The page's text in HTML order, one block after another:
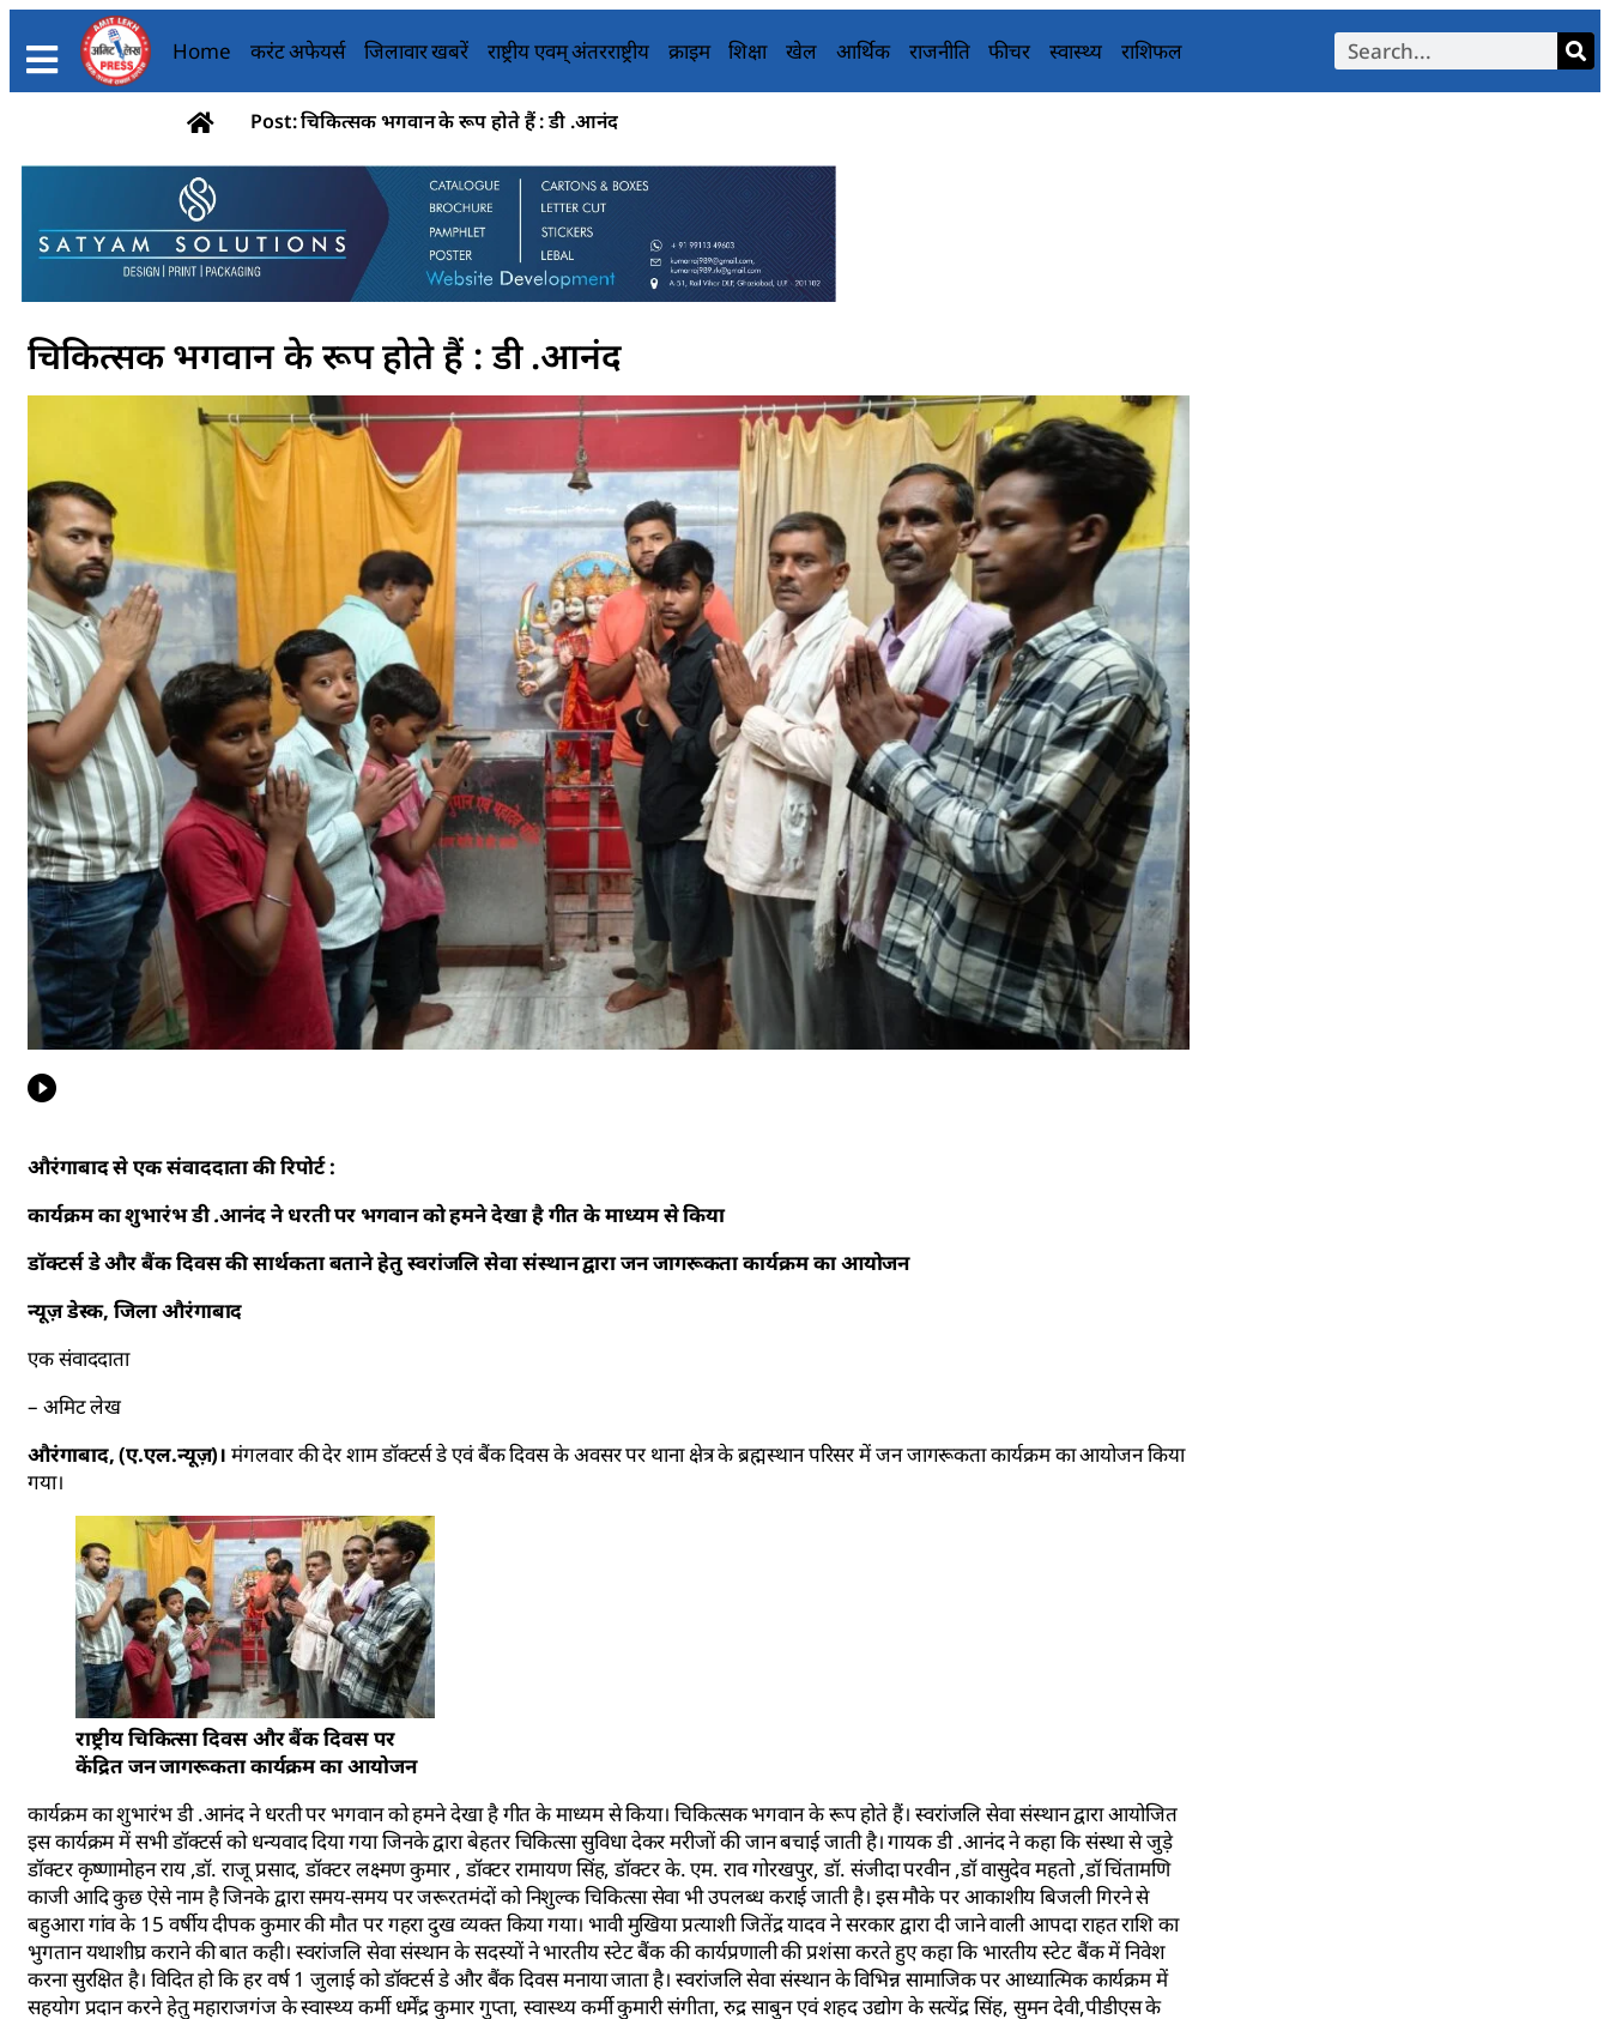
Home करंट अफेयर्स जिलावार खबरें राष्ट्रीय एवम् अंतरराष्ट्रीय क्राइम शिक्षा खेल आर्थिक राजनीति फीचर स्वास्थ्य राशिफल
Post: चिकित्सक भगवान के रूप होते हैं : डी .आनंद
चिकित्सक भगवान के रूप होते हैं : डी .आनंद
औरंगाबाद से एक संवाददाता की रिपोर्ट :
कार्यक्रम का शुभारंभ डी .आनंद ने धरती पर भगवान को हमने देखा है गीत के माध्यम से किया
डॉक्टर्स डे और बैंक दिवस की सार्थकता बताने हेतु स्वरांजलि सेवा संस्थान द्वारा जन जागरूकता कार्यक्रम का आयोजन
न्यूज़ डेस्क, जिला औरंगाबाद
एक संवाददाता
– अमिट लेख
औरंगाबाद, (ए.एल.न्यूज़)। मंगलवार की देर शाम डॉक्टर्स डे एवं बैंक दिवस के अवसर पर थाना क्षेत्र के ब्रह्मस्थान परिसर में जन जागरूकता कार्यक्रम का आयोजन किया
गया।
राष्ट्रीय चिकित्सा दिवस और बैंक दिवस पर
केंद्रित जन जागरूकता कार्यक्रम का आयोजन
कार्यक्रम का शुभारंभ डी .आनंद ने धरती पर भगवान को हमने देखा है गीत के माध्यम से किया। चिकित्सक भगवान के रूप होते हैं। स्वरांजलि सेवा संस्थान द्वारा आयोजित
इस कार्यक्रम में सभी डॉक्टर्स को धन्यवाद दिया गया जिनके द्वारा बेहतर चिकित्सा सुविधा देकर मरीजों की जान बचाई जाती है। गायक डी .आनंद ने कहा कि संस्था से जुड़े
डॉक्टर कृष्णामोहन राय ,डॉ. राजू प्रसाद, डॉक्टर लक्ष्मण कुमार , डॉक्टर रामायण सिंह, डॉक्टर के. एम. राव गोरखपुर, डॉ. संजीदा परवीन ,डॉ वासुदेव महतो ,डॉ चिंतामणि
काजी आदि कुछ ऐसे नाम है जिनके द्वारा समय-समय पर जरूरतमंदों को निशुल्क चिकित्सा सेवा भी उपलब्ध कराई जाती है। इस मौके पर आकाशीय बिजली गिरने से
बहुआरा गांव के 15 वर्षीय दीपक कुमार की मौत पर गहरा दुख व्यक्त किया गया। भावी मुखिया प्रत्याशी जितेंद्र यादव ने सरकार द्वारा दी जाने वाली आपदा राहत राशि का
भुगतान यथाशीघ्र कराने की बात कही। स्वरांजलि सेवा संस्थान के सदस्यों ने भारतीय स्टेट बैंक की कार्यप्रणाली की प्रशंसा करते हुए कहा कि भारतीय स्टेट बैंक में निवेश
करना सुरक्षित है। विदित हो कि हर वर्ष 1 जुलाई को डॉक्टर्स डे और बैंक दिवस मनाया जाता है। स्वरांजलि सेवा संस्थान के विभिन्न सामाजिक पर आध्यात्मिक कार्यक्रम में
सहयोग प्रदान करने हेतु महाराजगंज के स्वास्थ्य कर्मी धर्मेंद्र कुमार गुप्ता, स्वास्थ्य कर्मी कुमारी संगीता, रुद्र साबुन एवं शहद उद्योग के सत्येंद्र सिंह, सुमन देवी,पीडीएस के